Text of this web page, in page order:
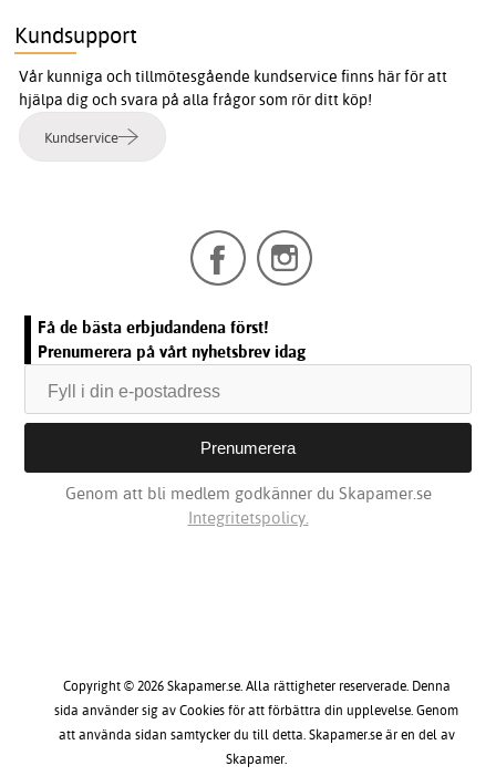
Kundsupport
Vår kunniga och tillmötesgående kundservice finns här för att
hjälpa dig och svara på alla frågor som rör ditt köp!
Kundservice
Få de bästa erbjudandena först!
Prenumerera på vårt nyhetsbrev idag
Genom att bli medlem godkänner du Skapamer.se
Integritetspolicy.
Copyright © 2026 Skapamer.se. Alla rättigheter reserverade. Denna
sida använder sig av Cookies för att förbättra din upplevelse. Genom
att använda sidan samtycker du till detta. Skapamer.se är en del av
Skapamer.